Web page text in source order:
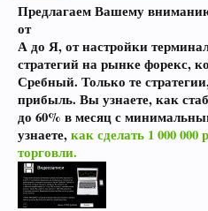
Предлагаем Вашему
от
А до Я, от настройки
стратегий на рынке форекс,
Сребный. Только те
прибыль. Вы узнаете, как
до 60% в месяц с
узнаете,как сделать 1 000 000
торговли.